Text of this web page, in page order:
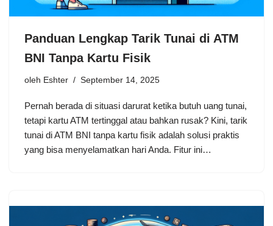
Panduan Lengkap Tarik Tunai di ATM
BNI Tanpa Kartu Fisik
oleh Eshter September 14, 2025
Pernah berada di situasi darurat ketika butuh uang tunai,
tetapi kartu ATM tertinggal atau bahkan rusak? Kini, tarik
tunai di ATM BNI tanpa kartu fisik adalah solusi praktis
yang bisa menyelamatkan hari Anda. Fitur ini…